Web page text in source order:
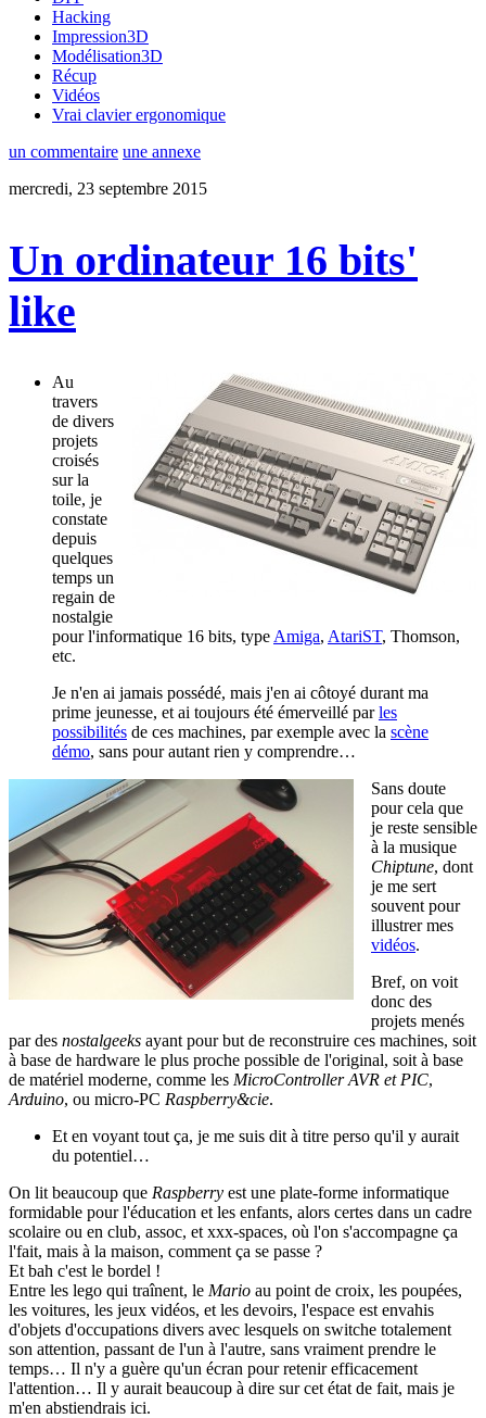
Hacking
Impression3D
Modélisation3D
Récup
Vidéos
Vrai clavier ergonomique
un commentaire une annexe
mercredi, 23 septembre 2015
Un ordinateur 16 bits'
like
Au
travers
de divers
projets
croisés
sur la
toile, je
constate
depuis
quelques
temps un
regain de
nostalgie
pour l'informatique 16 bits, type Amiga, AtariST, Thomson,
etc.
Je n'en ai jamais possédé, mais j'en ai côtoyé durant ma
prime jeunesse, et ai toujours été émerveillé parles
possibilités de ces machines, par exemple avec la scène
démo, sans pour autant rien y comprendre…
Sans doute
pour cela que
je reste sensible
à la musique
Chiptune, dont
je me sert
souvent pour
illustrer mes
vidéos.
Bref, on voit
donc des
projets menés
par des nostalgeeks ayant pour but de reconstruire ces machines, soit
à base de hardware le plus proche possible de l'original, soit à base
de matériel moderne, comme les MicroController AVR et PIC,
Arduino, ou micro-PC Raspberry&cie.
Et en voyant tout ça, je me suis dit à titre perso qu'il y aurait
du potentiel…
On lit beaucoup que Raspberry est une plate-forme informatique
formidable pour l'éducation et les enfants, alors certes dans un cadre
scolaire ou en club, assoc, et xxx-spaces, où l'on s'accompagne ça
l'fait, mais à la maison, comment ça se passe ?
Et bah c'est le bordel !
Entre les lego qui traînent, le Mario au point de croix, les poupées,
les voitures, les jeux vidéos, et les devoirs, l'espace est envahis
d'objets d'occupations divers avec lesquels on switche totalement
son attention, passant de l'un à l'autre, sans vraiment prendre le
temps… Il n'y a guère qu'un écran pour retenir efficacement
l'attention… Il y aurait beaucoup à dire sur cet état de fait, mais je
m'en abstiendrais ici.